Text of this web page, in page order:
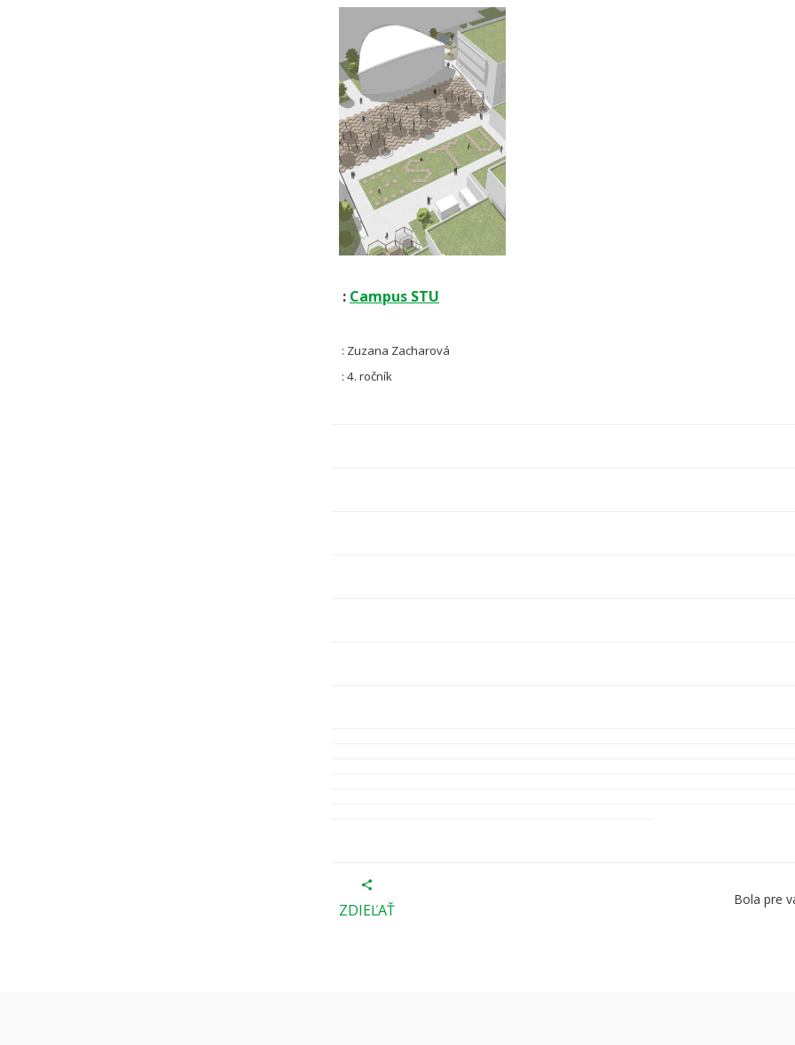
: Campus STU
: Zuzana Zacharová
: 4. ročník
ZDIEĽAŤ
Bola pre